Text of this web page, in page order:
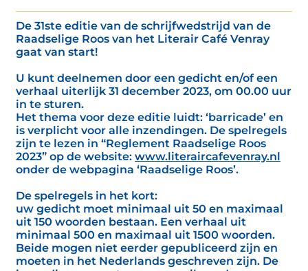
De 31ste editie van de schrijfwedstrijd van de
Raadselige Roos van het Literair Café Venray
gaat van start!
U kunt deelnemen door een gedicht en/of een
verhaal uiterlijk 31 december 2023, om 00.00 uur
in te sturen.
Het thema voor deze editie luidt: ‘barricade’ en
is verplicht voor alle inzendingen. De spelregels
zijn te lezen in “Reglement Raadselige Roos
2023” op de website: www.literaircafevenray.nl
onder de webpagina ‘Raadselige Roos’.
De spelregels in het kort:
uw gedicht moet minimaal uit 50 en maximaal
uit 150 woorden bestaan. Een verhaal uit
minimaal 500 en maximaal uit 1500 woorden.
Beide mogen niet eerder gepubliceerd zijn en
moeten in het Nederlands geschreven zijn. De